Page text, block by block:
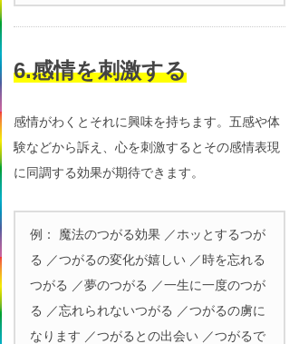
6.感情を刺激する
感情がわくとそれに興味を持ちます。五感や体
験などから訴え、心を刺激するとその感情表現
に同調する効果が期待できます。
例： 魔法のつがる効果 ／ホッとするつが
る ／つがるの変化が嬉しい ／時を忘れる
つがる ／夢のつがる ／一生に一度のつが
る ／忘れられないつがる ／つがるの虜に
なります ／つがるとの出会い ／つがるで